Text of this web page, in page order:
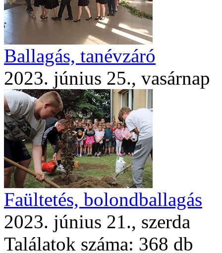
Ballagás, tanévzáró
2023. június 25., vasárnap
Faültetés, bolondballagás
2023. június 21., szerda
Találatok száma: 368 db